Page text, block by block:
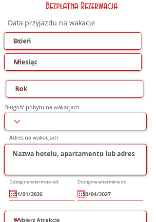
Bezpłatna Rezerwacja
Data przyjazdu na wakacje
Długość pobytu na wakacjach
Adres na wakacjach
Dostępne w terminie od: Dostępne w terminie do: